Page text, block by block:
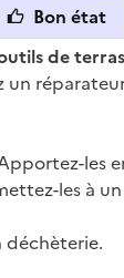
Bon état
de
un
les
les à
déchèterie.